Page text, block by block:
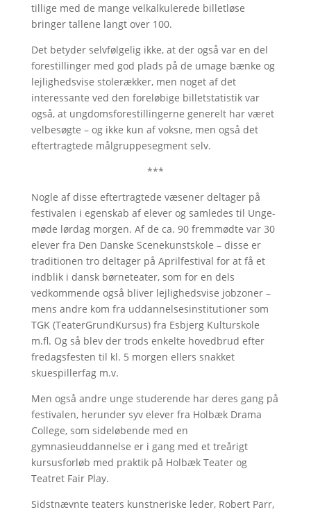
tillige med de mange velkalkulerede billetløse
bringer tallene langt over 100.
Det betyder selvfølgelig ikke, at der også var en del
forestillinger med god plads på de umage bænke og
lejlighedsvise stolerækker, men noget af det
interessante ved den foreløbige billetstatistik var
også, at ungdomsforestillingerne generelt har været
velbesøgte – og ikke kun af voksne, men også det
eftertragtede målgruppesegment selv.
***
Nogle af disse eftertragtede væsener deltager på
festivalen i egenskab af elever og samledes til Unge-
møde lørdag morgen. Af de ca. 90 fremmødte var 30
elever fra Den Danske Scenekunstskole – disse er
traditionen tro deltager på Aprilfestival for at få et
indblik i dansk børneteater, som for en dels
vedkommende også bliver lejlighedsvise jobzoner –
mens andre kom fra uddannelsesinstitutioner som
TGK (TeaterGrundKursus) fra Esbjerg Kulturskole
m.fl. Og så blev der trods enkelte hovedbrud efter
fredagsfesten til kl. 5 morgen ellers snakket
skuespillerfag m.v.
Men også andre unge studerende har deres gang på
festivalen, herunder syv elever fra Holbæk Drama
College, som sideløbende med en
gymnasieuddannelse er i gang med et treårigt
kursusforløb med praktik på Holbæk Teater og
Teatret Fair Play.
Sidstnævnte teaters kunstneriske leder, Robert Parr,